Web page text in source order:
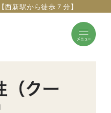
新駅から徒歩７分】